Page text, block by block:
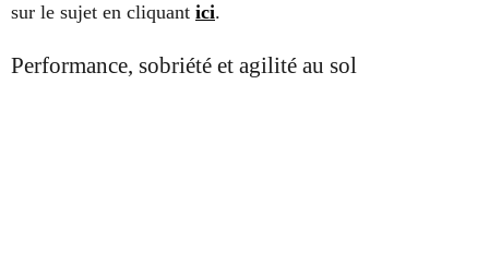
sur le sujet en cliquant ici.
Performance, sobriété et agilité au sol